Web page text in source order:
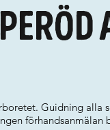
Guidning alla
förhandsanmälan